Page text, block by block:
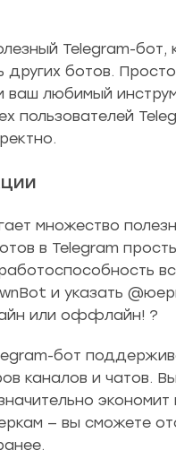
Telegram-бот,
других ботов.
ваш любимый
пользователей
множество
в Telegram
и указать
или оффлайн! ?
бот
каналов и чатов.
— вы сможете